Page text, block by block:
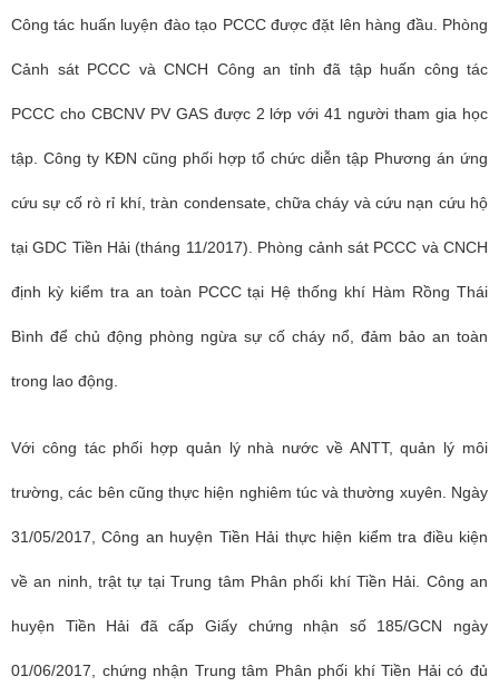
Công tác huấn luyện đào tạo PCCC được đặt lên hàng đầu. Phòng
Cảnh sát PCCC và CNCH Công an tỉnh đã tập huấn công tác
PCCC cho CBCNV PV GAS được 2 lớp với 41 người tham gia học
tập. Công ty KĐN cũng phối hợp tổ chức diễn tập Phương án ứng
cứu sự cố rò rỉ khí, tràn condensate, chữa cháy và cứu nạn cứu hộ
tại GDC Tiền Hải (tháng 11/2017). Phòng cảnh sát PCCC và CNCH
định kỳ kiểm tra an toàn PCCC tại Hệ thống khí Hàm Rồng Thái
Bình để chủ động phòng ngừa sự cố cháy nổ, đảm bảo an toàn
trong lao động.
Với công tác phối hợp quản lý nhà nước về ANTT, quản lý môi
trường, các bên cũng thực hiện nghiêm túc và thường xuyên. Ngày
31/05/2017, Công an huyện Tiền Hải thực hiện kiểm tra điều kiện
về an ninh, trật tự tại Trung tâm Phân phối khí Tiền Hải. Công an
huyện Tiền Hải đã cấp Giấy chứng nhận số 185/GCN ngày
01/06/2017, chứng nhận Trung tâm Phân phối khí Tiền Hải có đủ